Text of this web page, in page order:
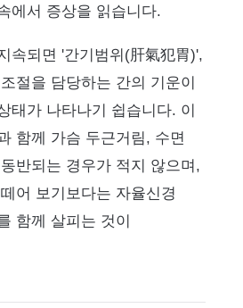
에서 증상을 읽습니다.
속되면 '간기범위(肝氣犯胃)',
절을 담당하는 간의 기운이
태가 나타나기 쉽습니다. 이
함께 가슴 두근거림, 수면
반되는 경우가 적지 않으며,
어 보기보다는 자율신경
함께 살피는 것이